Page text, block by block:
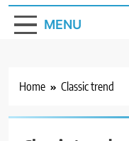
MENU
Home Classic trend